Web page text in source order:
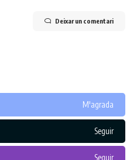
Deixar un comentari
M'agrada
Seguir
Seguir